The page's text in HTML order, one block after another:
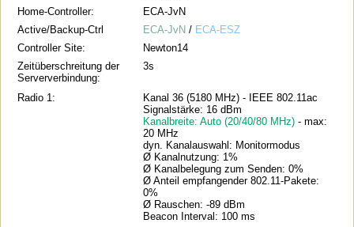
Home-Controller:
ECA-JvN
Active/Backup-Ctrl
ECA-JvN / ECA-ESZ
Controller Site:
Newton14
Zeitüberschreitung der
Serververbindung:
3s
Radio 1:
Kanal 36 (5180 MHz) - IEEE 802.11ac
Signalstärke: 16 dBm
Kanalbreite: Auto (20/40/80 MHz)- max:
20 MHz
dyn. Kanalauswahl: Monitormodus
Ø Kanalnutzung: 1%
Ø Kanalbelegung zum Senden: 0%
Ø Anteil empfangender 802.11-Pakete:
0%
Ø Rauschen: -89 dBm
Beacon Interval: 100 ms